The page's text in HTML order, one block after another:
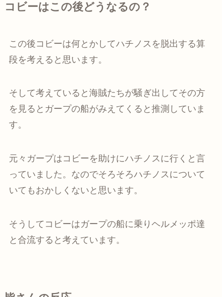
コビーはこの後どうなるの？
この後コビーは何とかしてハチノスを脱出する算
段を考えると思います。
そして考えていると海賊たちが騒ぎ出してその方
を見るとガープの船がみえてくると推測していま
す。
元々ガープはコビーを助けにハチノスに行くと言
っていました。なのでそろそろハチノスについて
いてもおかしくないと思います。
そうしてコビーはガープの船に乗りヘルメッポ達
と合流すると考えています。